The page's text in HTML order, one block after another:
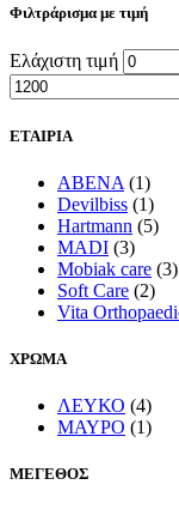
Φιλτράρισμα με τιμή
Ελάχιστη τιμή
ΕΤΑΙΡΙΑ
ABENA (1)
Devilbiss (1)
Hartmann (5)
MADI (3)
Mobiak care (3)
Soft Care (2)
Vita
ΧΡΩΜΑ
ΛΕΥΚΟ (4)
ΜΑΥΡΟ (1)
ΜΕΓΕΘΟΣ